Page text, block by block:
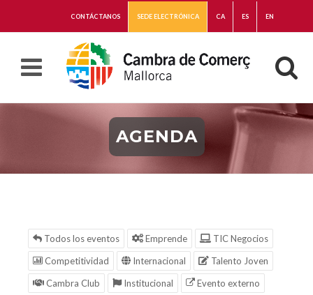
CONTÁCTANOS SEDE ELECTRÓNICA CA ES EN
AGENDA
Todos los eventos Emprende
TIC Negocios
Competitividad
Internacional
Talento Joven
Cambra Club
Institucional
Evento externo